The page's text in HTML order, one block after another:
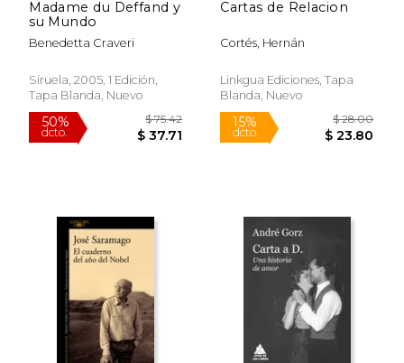
50%
$ 25.57
50%
dcto.
Madame du Deffand y
su Mundo
Benedetta Craveri
Siruela, 2005, 1 Edición,
Tapa Blanda, Nuevo
Cartas de Relacion
Cortés, Hernán
Linkgua Ediciones, Tapa
Blanda, Nuevo